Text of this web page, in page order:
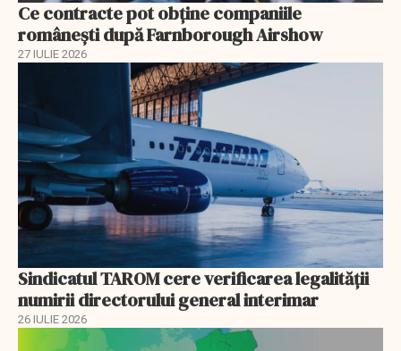
Ce contracte pot obține companiile
românești după Farnborough Airshow
27 IULIE 2026
Sindicatul TAROM cere verificarea legalității
numirii directorului general interimar
26 IULIE 2026